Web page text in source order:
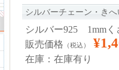
シルバーチェーン・きへ
シルバー925 1mm
販売価格 （税込）
在庫：在庫有り